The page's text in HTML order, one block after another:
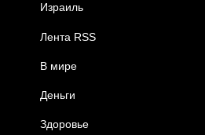
Израиль
Лента RSS
В мире
Деньги
Здоровье